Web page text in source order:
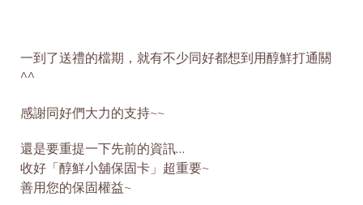
一到了送禮的檔期，就有不少同好都想到用醇鮮打通關
^^
感謝同好們大力的支持~~
還是要重提一下先前的資訊…
收好「醇鮮小舖保固卡」超重要~
善用您的保固權益~